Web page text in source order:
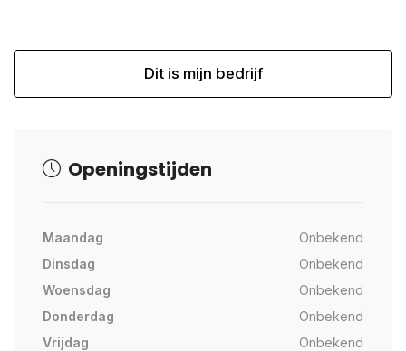
Dit is mijn bedrijf
Openingstijden
Maandag
Onbekend
Dinsdag
Onbekend
Woensdag
Onbekend
Donderdag
Onbekend
Vrijdag
Onbekend